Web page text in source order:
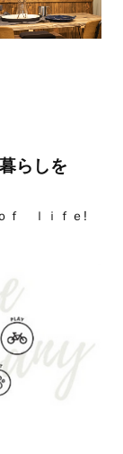
らしを
ｆ ｌｉｆｅ!